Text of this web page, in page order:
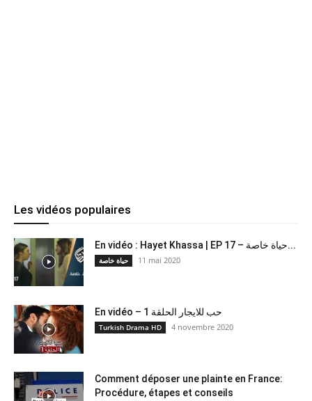
Les vidéos populaires
En vidéo : Hayet Khassa | EP 17 – حياة خاصة...
حياة خاصة 11 mai 2020
En vidéo – حب للايجار الحلقة 1
Turkish Drama HD 4 novembre 2020
Comment déposer une plainte en France:
Procédure, étapes et conseils